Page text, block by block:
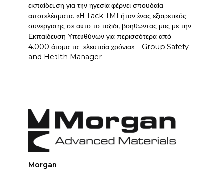
εκπαίδευση για την ηγεσία φέρνει σπουδαία
αποτελέσματα. «Η Tack TMI ήταν ένας εξαιρετικός
συνεργάτης σε αυτό το ταξίδι, βοηθώντας μας με την
Εκπαίδευση Υπευθύνων για περισσότερα από
4.000 άτομα τα τελευταία χρόνια» – Group Safety
and Health Manager
Morgan